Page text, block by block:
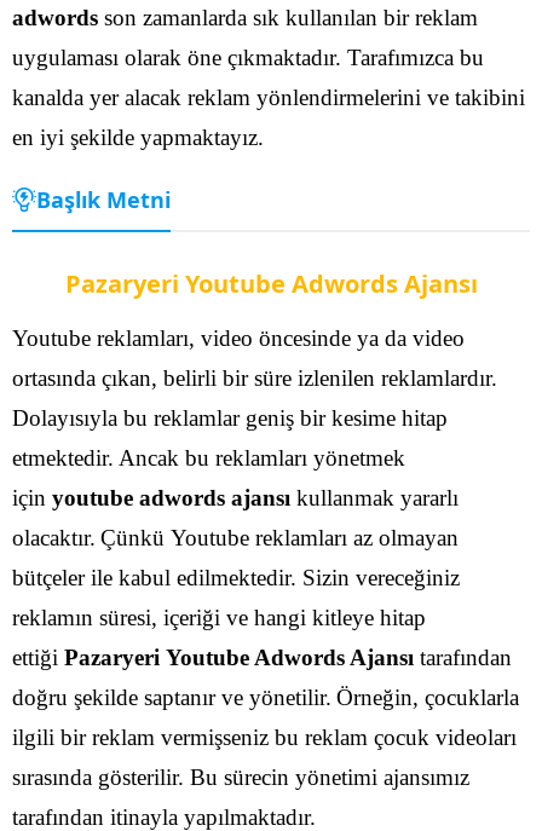
adwords son zamanlarda sık kullanılan bir reklam
uygulaması olarak öne çıkmaktadır. Tarafımızca bu
kanalda yer alacak reklam yönlendirmelerini ve takibini
en iyi şekilde yapmaktayız.
Başlık Metni
Pazaryeri Youtube Adwords Ajansı
Youtube reklamları, video öncesinde ya da video
ortasında çıkan, belirli bir süre izlenilen reklamlardır.
Dolayısıyla bu reklamlar geniş bir kesime hitap
etmektedir. Ancak bu reklamları yönetmek
için youtube adwords ajansı kullanmak yararlı
olacaktır. Çünkü Youtube reklamları az olmayan
bütçeler ile kabul edilmektedir. Sizin vereceğiniz
reklamın süresi, içeriği ve hangi kitleye hitap
ettiği Pazaryeri Youtube Adwords Ajansı tarafından
doğru şekilde saptanır ve yönetilir. Örneğin, çocuklarla
ilgili bir reklam vermişseniz bu reklam çocuk videoları
sırasında gösterilir. Bu sürecin yönetimi ajansımız
tarafından itinayla yapılmaktadır.